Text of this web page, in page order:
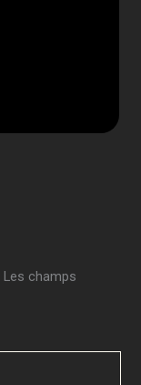
Les champs